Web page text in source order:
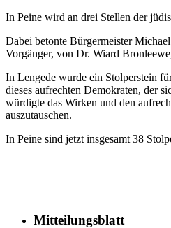
In Peine wird an drei Stellen der
Dabei betonte Bürgermeister
Vorgänger, von Dr. Wiard
In Lengede wurde ein Stolperstein
dieses aufrechten Demokraten, der
würdigte das Wirken und den
auszutauschen.
In Peine sind jetzt insgesamt 38
Mitteilungsblatt